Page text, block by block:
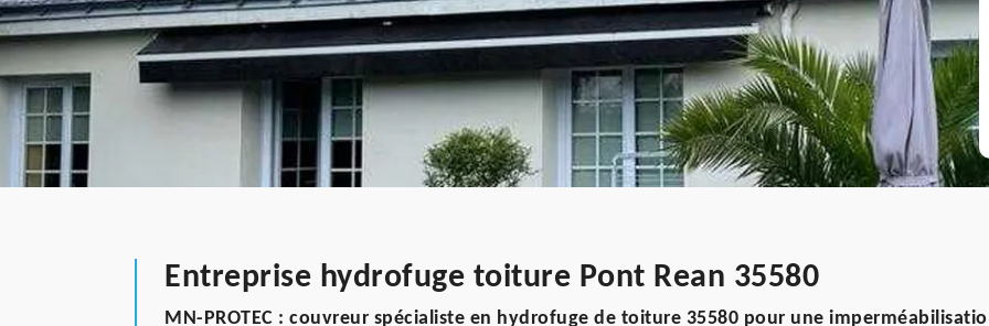
Entreprise hydrofuge toiture Pont Rean 35580
MN-PROTEC : couvreur spécialiste en hydrofuge de toiture 35580 pour une